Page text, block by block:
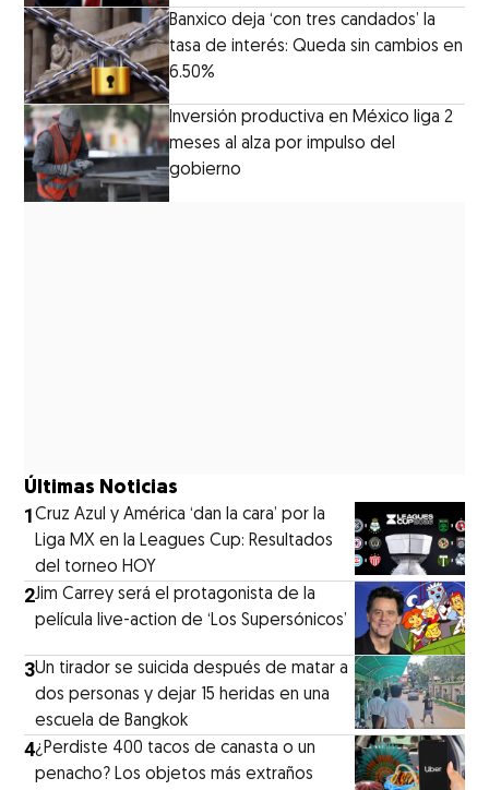
Banxico deja ‘con tres candados’ la
tasa de interés: Queda sin cambios en
6.50%
Inversión productiva en México liga 2
meses al alza por impulso del
gobierno
Últimas Noticias
1Cruz Azul y América ‘dan la cara’ por la
Liga MX en la Leagues Cup: Resultados
del torneo HOY
2Jim Carrey será el protagonista de la
película live-action de ‘Los Supersónicos’
3Un tirador se suicida después de matar a
dos personas y dejar 15 heridas en una
escuela de Bangkok
4¿Perdiste 400 tacos de canasta o un
penacho? Los objetos más extraños